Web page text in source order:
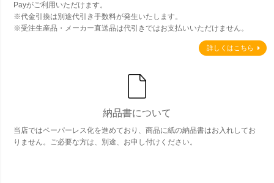
Payがご利用いただけます。
※代金引換は別途代引き手数料が発生いたします。
※受注生産品・メーカー直送品は代引きではお支払いいただけません。
詳しくはこちら
納品書について
当店ではペーパーレス化を進めており、商品に紙の納品書はお入れしてお
りません。ご必要な方は、別途、お申し付けください。